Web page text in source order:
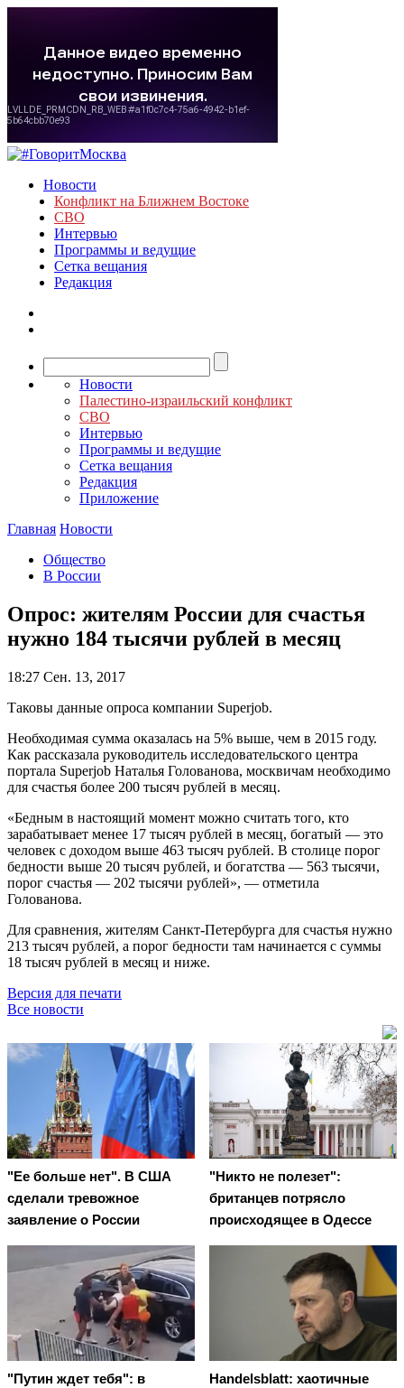
Новости
Конфликт на Ближнем Востоке
СВО
Интервью
Программы и ведущие
Сетка вещания
Редакция
Новости
Палестино-израильский конфликт
СВО
Интервью
Программы и ведущие
Сетка вещания
Редакция
Приложение
Главная Новости
Общество
В России
Опрос: жителям России для счастья
нужно 184 тысячи рублей в месяц
18:27 Сен. 13, 2017
Таковы данные опроса компании Superjob.
Необходимая сумма оказалась на 5% выше, чем в 2015 году.
Как рассказала руководитель исследовательского центра
портала Superjob Наталья Голованова, москвичам необходимо
для счастья более 200 тысяч рублей в месяц.
«Бедным в настоящий момент можно считать того, кто
зарабатывает менее 17 тысяч рублей в месяц, богатый — это
человек с доходом выше 463 тысяч рублей. В столице порог
бедности выше 20 тысяч рублей, и богатства — 563 тысячи,
порог счастья — 202 тысячи рублей», — отметила
Голованова.
Для сравнения, жителям Санкт-Петербурга для счастья нужно
213 тысяч рублей, а порог бедности там начинается с суммы
18 тысяч рублей в месяц и ниже.
Версия для печати
Все новости
"Ее больше нет". В США
сделали тревожное
заявление о России
"Никто не полезет":
британцев потрясло
происходящее в Одессе
"Путин ждет тебя": в
Handelsblatt: хаотичные